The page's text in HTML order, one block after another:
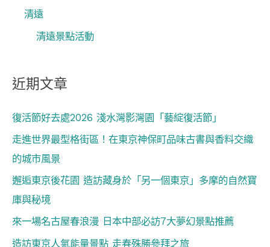
清遠
清遠景點活動
近期文章
復活節好去處2026 淺水灣影灣園「藝綻復活節」
走進世界最型格街區！在東京神保町品味古書與香料交織
的城市風景
邂逅東京後花園 造訪藏身於「另一個東京」多摩的自然寶
庫與秘境
來一場名古屋春浪漫 日本中部必訪7大夢幻景點推薦
造訪東京人氣能量景點 走春殊勝參拜之旅